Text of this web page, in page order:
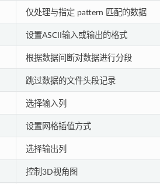
仅处理与指定 pattern 匹配的数据
设置ASCII输入或输出的格式
根据数据间断对数据进行分段
跳过数据的文件头段记录
选择输入列
设置网格插值方式
选择输出列
控制3D视角图